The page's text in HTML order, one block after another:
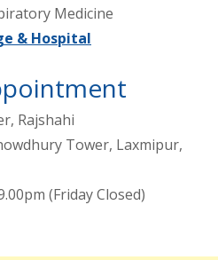
Medicine
& Hospital
Rajshahi
Tower, Laxmipur,
(Friday Closed)